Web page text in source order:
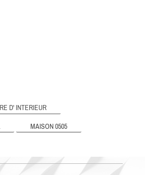
D' INTERIEUR
MAISON 0505